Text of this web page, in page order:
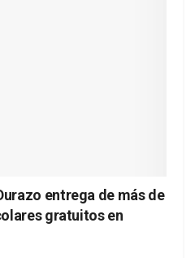
entrega de más de
gratuitos en